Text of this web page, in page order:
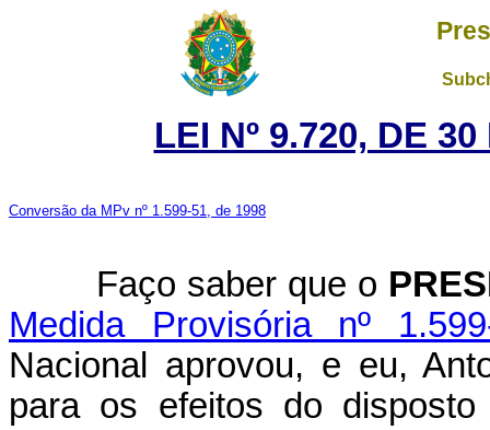
LEI Nº 9.720, DE
Conversão da MPv nº 1.599-51, de 1998
Faço saber que o
Medida Provisória nº
Nacional aprovou, e eu,
para os efeitos do